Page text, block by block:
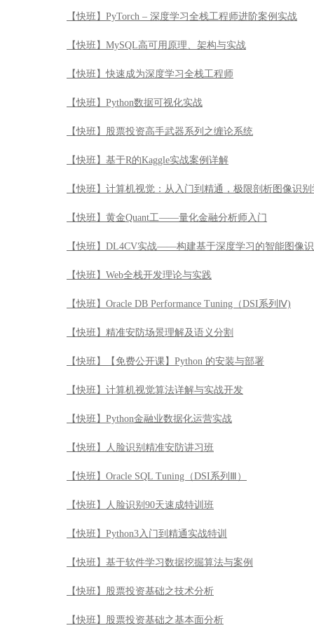
【快班】PyTorch – 深度学习全栈工程师进阶案例实战
【快班】MySQL高可用原理、架构与实战
【快班】快速成为深度学习全栈工程师
【快班】Python数据可视化实战
【快班】股票投资高手武器系列之缠论系统
【快班】基于R的Kaggle实战案例详解
【快班】计算机视觉：从入门到精通，极限剖析图像识
【快班】黄金Quant工——量化金融分析师入门
【快班】DL4CV实战——构建基于深度学习的智能图像
【快班】Web全栈开发理论与实践
【快班】Oracle DB Performance Tuning（DSI系列Ⅳ)
【快班】精准安防场景理解及语义分割
【快班】【免费公开课】Python 的安装与部署
【快班】计算机视觉算法详解与实战开发
【快班】Python金融业数据化运营实战
【快班】人脸识别精准安防讲习班
【快班】Oracle SQL Tuning（DSI系列Ⅲ）
【快班】人脸识别90天速成特训班
【快班】Python3入门到精通实战特训
【快班】基于软件学习数据挖掘算法与案例
【快班】股票投资基础之技术分析
【快班】股票投资基础之基本面分析